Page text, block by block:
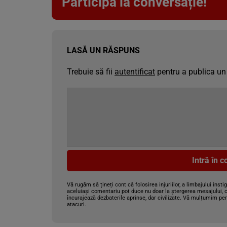
LASĂ UN RĂSPUNS
Trebuie să fii autentificat pentru a publica
Intră în
Vă rugăm să țineți cont că folosirea injuriilor, a limbajului
aceluiași comentariu pot duce nu doar la ștergerea
încurajează dezbaterile aprinse, dar civilizate. Vă mulțumim
atacuri.